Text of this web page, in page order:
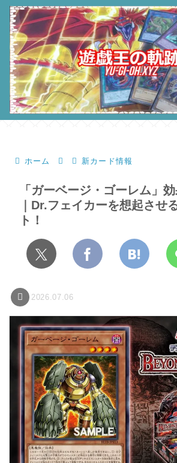
ホーム 新カード情報
「ガーベージ・ゴーレム」
｜Dr.フェイカーを想起させ
ト！
2026.07.06